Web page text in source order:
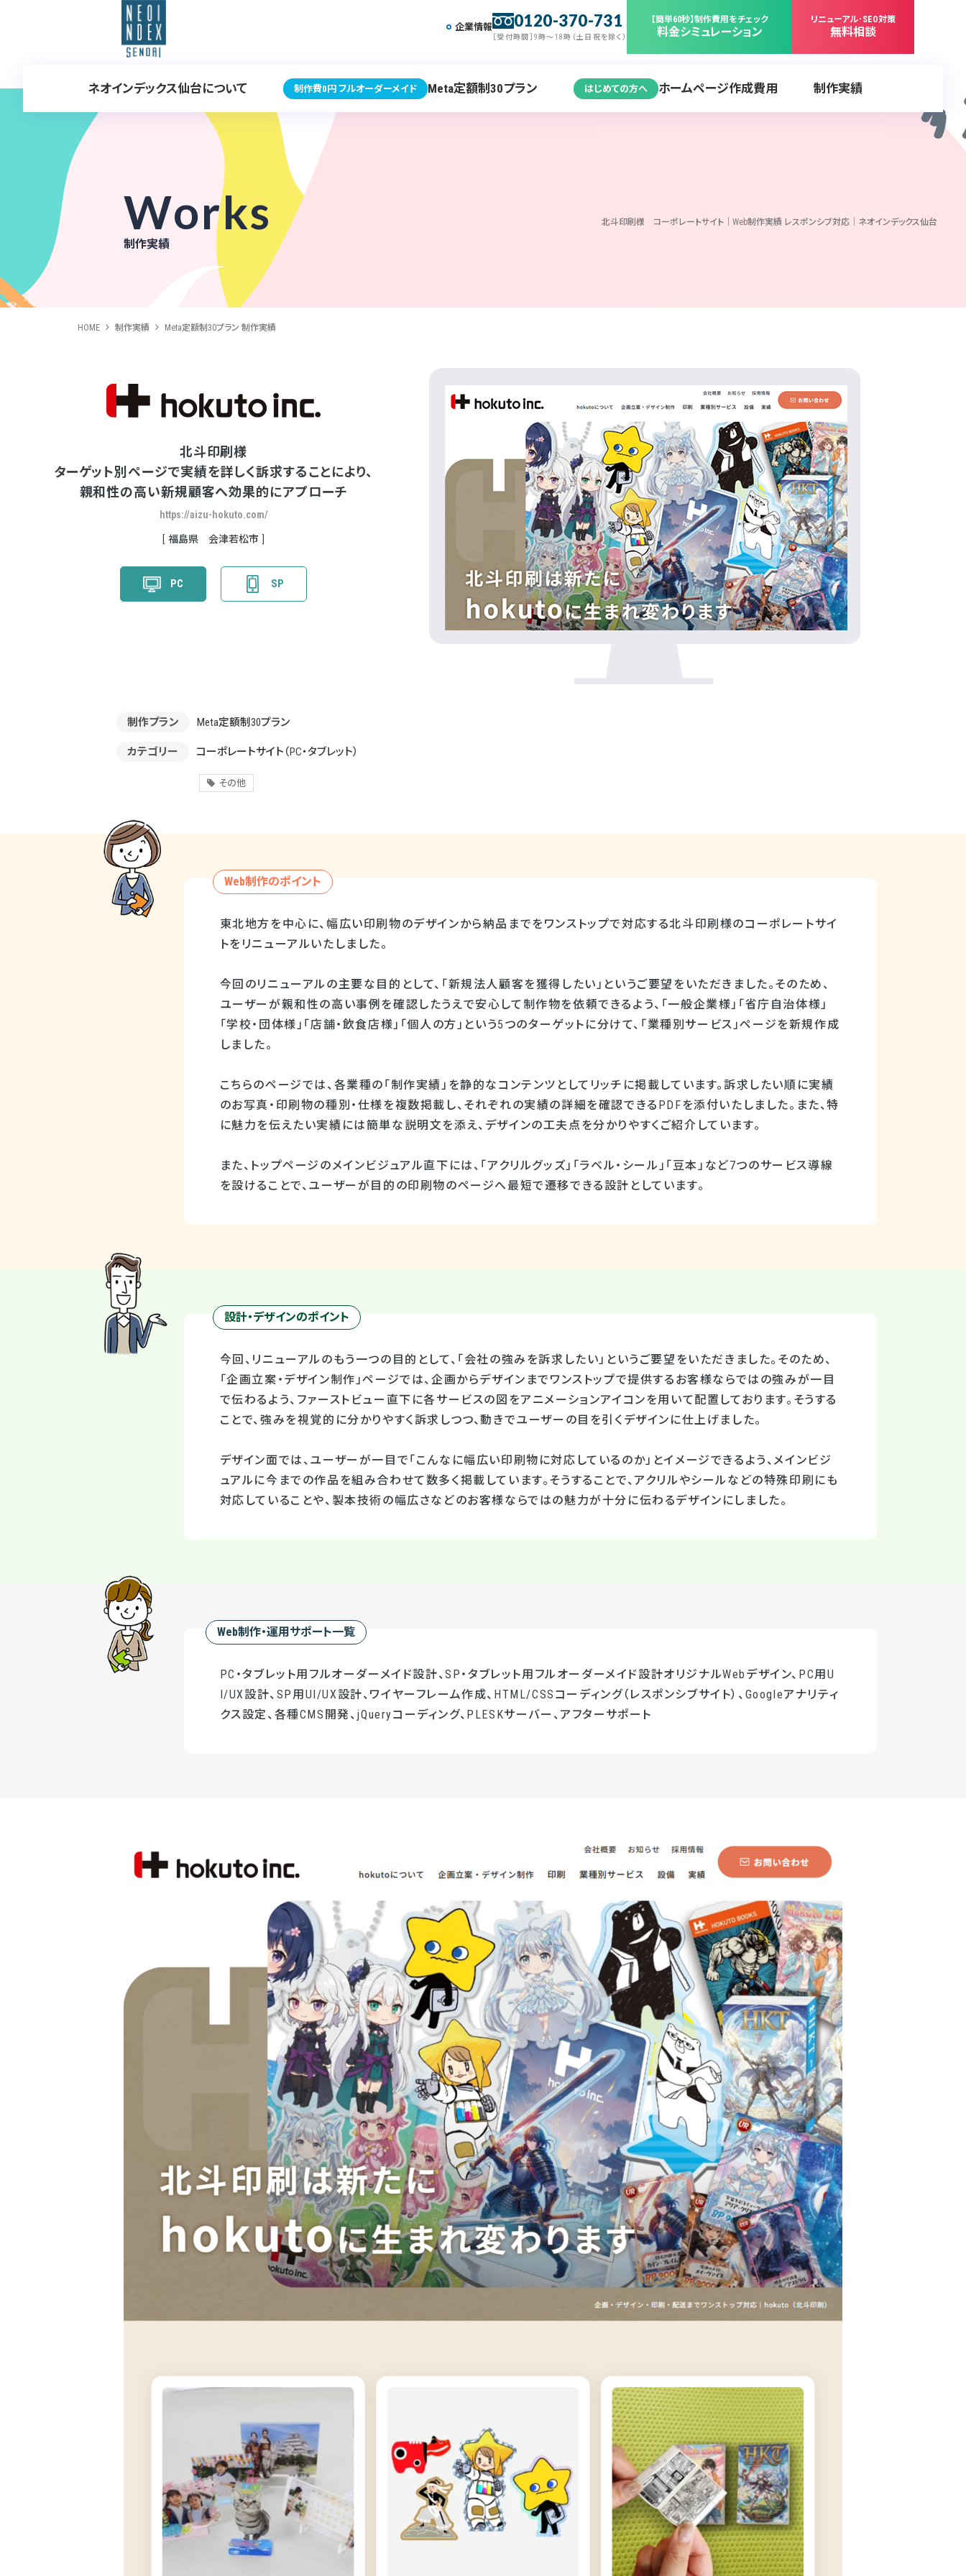
企業情報 0120-370-731
［受付時間］9時～18時（土日祝を除く）
【簡単60秒】制作費用をチェック
料金シミュレーション
リニューアル･SEO対策
無料相談
ネオインデックス仙台について 制作費0円 フルオーダーメイド Meta定額制30プラン はじめての方へ ホームページ作成費用 制作実績
北斗印刷様 コーポレートサイト｜Web制作実績 レスポンシブ対応｜ネオインデックス仙台
Works
制作実績
HOME 制作実績 Meta定額制30プラン 制作実績
北斗印刷様
ターゲット別ページで実績を詳しく訴求することにより、
親和性の高い新規顧客へ効果的にアプローチ
https://aizu-hokuto.com/
福島県 会津若松市
PC SP
制作プラン Meta定額制30プラン
カテゴリー コーポレートサイト （PC・タブレット）
その他
Web制作のポイント
東北地方を中心に、幅広い印刷物のデザインから納品までをワンストップで対応する北斗印刷様のコーポレートサイ
トをリニューアルいたしました。
今回のリニューアルの主要な目的として、「新規法人顧客を獲得したい」というご要望をいただきました。そのため、
ユーザーが親和性の高い事例を確認したうえで安心して制作物を依頼できるよう、「一般企業様」「省庁自治体様」
「学校・団体様」「店舗・飲食店様」「個人の方」という5つのターゲットに分けて、「業種別サービス」ページを新規作成
しました。
こちらのページでは、各業種の「制作実績」を静的なコンテンツとしてリッチに掲載しています。訴求したい順に実績
のお写真・印刷物の種別・仕様を複数掲載し、それぞれの実績の詳細を確認できるPDFを添付いたしました。また、特
に魅力を伝えたい実績には簡単な説明文を添え、デザインの工夫点を分かりやすくご紹介しています。
また、トップページのメインビジュアル直下には、「アクリルグッズ」「ラベル・シール」「豆本」など7つのサービス導線
を設けることで、ユーザーが目的の印刷物のページへ最短で遷移できる設計としています。
設計・デザインのポイント
今回、リニューアルのもう一つの目的として、「会社の強みを訴求したい」というご要望をいただきました。そのため、
「企画立案・デザイン制作」ページでは、企画からデザインまでワンストップで提供するお客様ならではの強みが一目
で伝わるよう、ファーストビュー直下に各サービスの図をアニメーションアイコンを用いて配置しております。そうする
ことで、強みを視覚的に分かりやすく訴求しつつ、動きでユーザーの目を引くデザインに仕上げました。
デザイン面では、ユーザーが一目で「こんなに幅広い印刷物に対応しているのか」とイメージできるよう、メインビジ
ュアルに今までの作品を組み合わせて数多く掲載しています。そうすることで、アクリルやシールなどの特殊印刷にも
対応していることや、製本技術の幅広さなどのお客様ならではの魅力が十分に伝わるデザインにしました。
Web制作・運用サポート一覧
PC・タブレット用フルオーダーメイド設計、SP・タブレット用フルオーダーメイド設計オリジナルWebデザイン、PC用U
I/UX設計、SP用UI/UX設計、ワイヤーフレーム作成、HTML/CSSコーディング（レスポンシブサイト）、Googleアナリティ
クス設定、各種CMS開発、jQueryコーディング、PLESKサーバー、アフターサポート